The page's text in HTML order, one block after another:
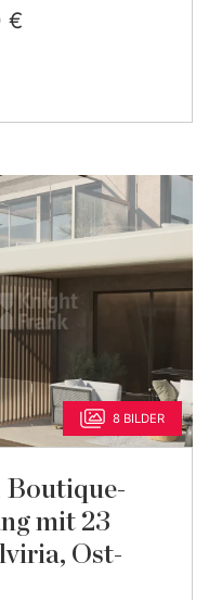
€
8 BILDER
Boutique-
mit 23
Ost-